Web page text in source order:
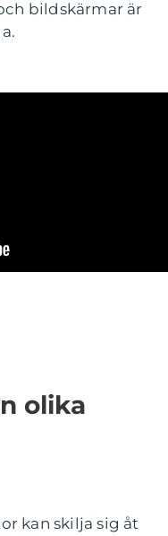
bildskärmar är
olika
kan skilja sig åt